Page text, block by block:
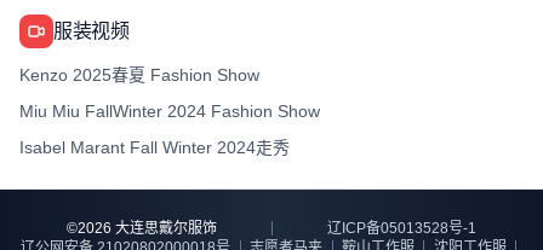
服装视频
Kenzo 2025春夏 Fashion Show
Miu Miu FallWinter 2024 Fashion Show
Isabel Marant Fall Winter 2024走秀
©2026 大连思戴尔服饰
辽ICP备05013528号-1